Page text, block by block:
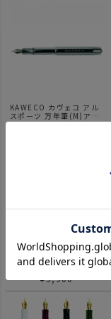
KAWECO カヴェコ アル
スポーツ 万年筆(M)アル
ミ(S.SV)
KAWECO カヴェコ アル
スポーツ ボールペン ブ
¥9,900